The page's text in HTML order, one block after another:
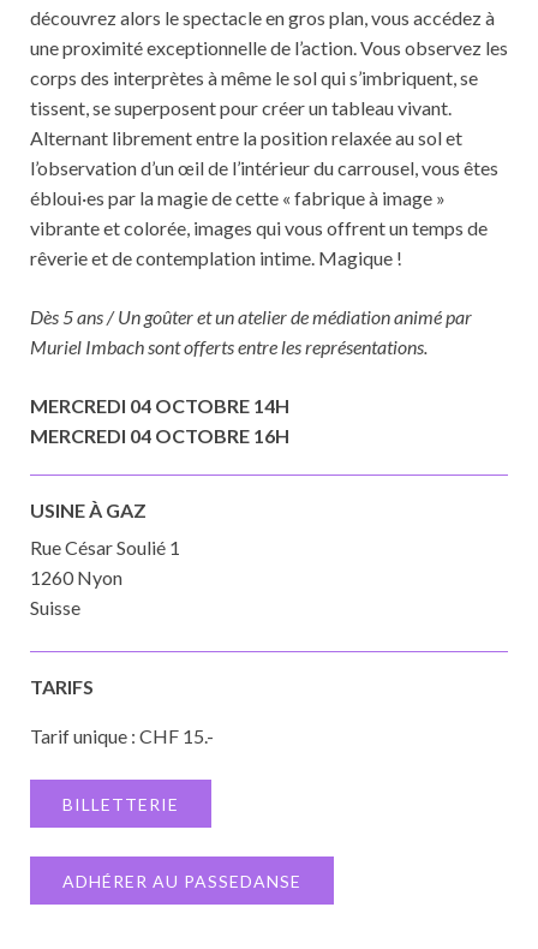
découvrez alors le spectacle en gros plan, vous accédez à
une proximité exceptionnelle de l’action. Vous observez les
corps des interprètes à même le sol qui s’imbriquent, se
tissent, se superposent pour créer un tableau vivant.
Alternant librement entre la position relaxée au sol et
l’observation d’un œil de l’intérieur du carrousel, vous êtes
ébloui·es par la magie de cette « fabrique à image »
vibrante et colorée, images qui vous offrent un temps de
rêverie et de contemplation intime. Magique !
Dès 5 ans / Un goûter et un atelier de médiation animé par
Muriel Imbach sont offerts entre les représentations.
MERCREDI 04 OCTOBRE 14H
MERCREDI 04 OCTOBRE 16H
USINE À GAZ
Rue César Soulié 1
1260 Nyon
Suisse
TARIFS
Tarif unique : CHF 15.-
BILLETTERIE
ADHÉRER AU PASSEDANSE